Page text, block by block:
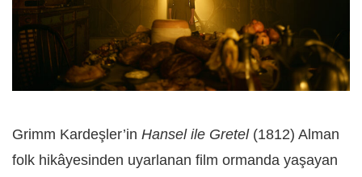
Grimm Kardeşler’in Hansel ile Gretel (1812) Alman
folk hikâyesinden uyarlanan film ormanda yaşayan